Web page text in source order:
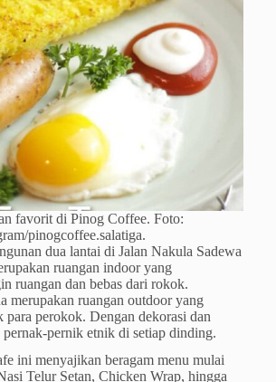
favorit di Pinog Coffee. Foto:
pinogcoffee.salatiga.
dua lantai di Jalan Nakula Sadewa
ruangan indoor yang
ruangan dan bebas dari rokok.
merupakan ruangan outdoor yang
perokok. Dengan dekorasi dan
pernik etnik di setiap dinding.
ini menyajikan beragam menu mulai
Telur Setan, Chicken Wrap, hingga